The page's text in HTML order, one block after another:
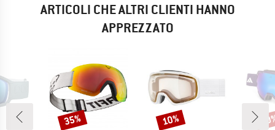
ARTICOLI CHE ALTRI CLIENTI HANNO
APPREZZATO
Sconto
35% Sconto
10%